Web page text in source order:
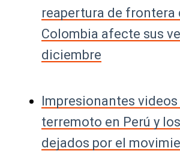
reapertura de frontera
Colombia afecte sus
diciembre
Impresionantes
terremoto en Perú y
dejados por el